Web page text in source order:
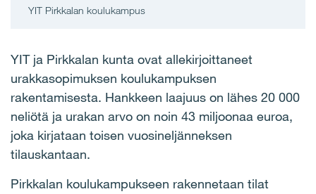
YIT Pirkkalan koulukampus
YIT ja Pirkkalan kunta ovat allekirjoittaneet
urakkasopimuksen koulukampuksen
rakentamisesta. Hankkeen laajuus on lähes 20 000
neliötä ja urakan arvo on noin 43 miljoonaa euroa,
joka kirjataan toisen vuosineljänneksen
tilauskantaan.
Pirkkalan koulukampukseen rakennetaan tilat